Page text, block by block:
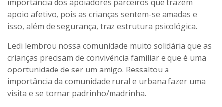
importância dos apoiadores parceiros que trazem
apoio afetivo, pois as crianças sentem-se amadas e
isso, além de segurança, traz estrutura psicológica.
Ledi lembrou nossa comunidade muito solidária que as
crianças precisam de convivência familiar e que é uma
oportunidade de ser um amigo. Ressaltou a
importância da comunidade rural e urbana fazer uma
visita e se tornar padrinho/madrinha.